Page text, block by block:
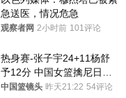
急送医，情况危急
观察者网 2小时前 101评论
热身赛-张子宇24+11杨舒
予12分 中国女篮擒尼日利
亚
中国篮镜头 昨天21:22 54评论